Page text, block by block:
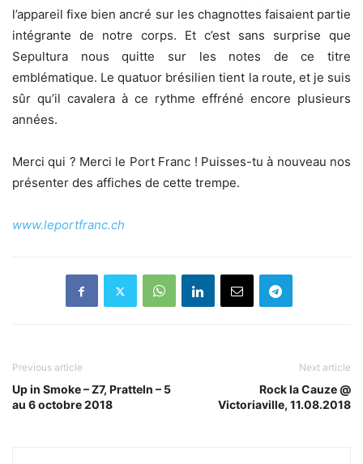
l’appareil fixe bien ancré sur les chagnottes faisaient partie
intégrante de notre corps. Et c’est sans surprise que
Sepultura nous quitte sur les notes de ce titre
emblématique. Le quatuor brésilien tient la route, et je suis
sûr qu’il cavalera à ce rythme effréné encore plusieurs
années.
Merci qui ? Merci le Port Franc ! Puisses-tu à nouveau nos
présenter des affiches de cette trempe.
www.leportfranc.ch
Previous article
Up in Smoke – Z7, Pratteln – 5
au 6 octobre 2018
Next article
Rock la Cauze @
Victoriaville, 11.08.2018